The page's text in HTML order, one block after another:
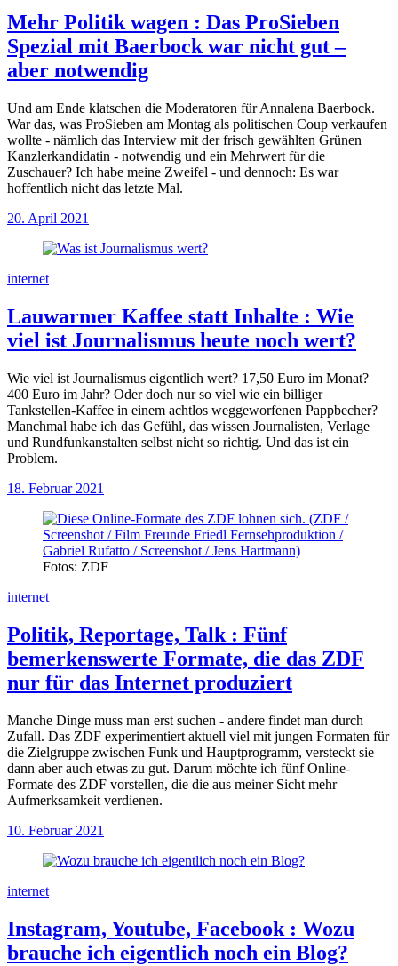
Mehr Politik wagen : Das ProSieben
Spezial mit Baerbock war nicht gut –
aber notwendig
Und am Ende klatschen die Moderatoren für Annalena Baerbock.
War das, was ProSieben am Montag als politischen Coup verkaufen
wollte - nämlich das Interview mit der frisch gewählten Grünen
Kanzlerkandidatin - notwendig und ein Mehrwert für die
Zuschauer? Ich habe meine Zweifel - und dennoch: Es war
hoffentlich nicht das letzte Mal.
20. April 2021
internet
Lauwarmer Kaffee statt Inhalte : Wie
viel ist Journalismus heute noch wert?
Wie viel ist Journalismus eigentlich wert? 17,50 Euro im Monat?
400 Euro im Jahr? Oder doch nur so viel wie ein billiger
Tankstellen-Kaffee in einem achtlos weggeworfenen Pappbecher?
Manchmal habe ich das Gefühl, das wissen Journalisten, Verlage
und Rundfunkanstalten selbst nicht so richtig. Und das ist ein
Problem.
18. Februar 2021
Fotos: ZDF
internet
Politik, Reportage, Talk : Fünf
bemerkenswerte Formate, die das ZDF
nur für das Internet produziert
Manche Dinge muss man erst suchen - andere findet man durch
Zufall. Das ZDF experimentiert aktuell viel mit jungen Formaten für
die Zielgruppe zwischen Funk und Hauptprogramm, versteckt sie
dann aber auch etwas zu gut. Darum möchte ich fünf Online-
Formate des ZDF vorstellen, die die aus meiner Sicht mehr
Aufmerksamkeit verdienen.
10. Februar 2021
internet
Instagram, Youtube, Facebook : Wozu
brauche ich eigentlich noch ein Blog?